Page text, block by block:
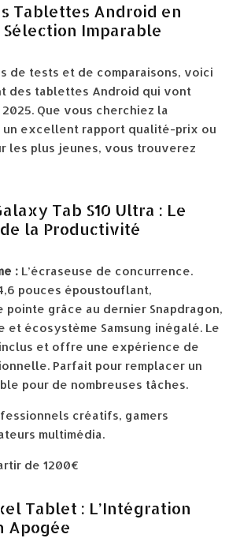
Tablettes Android en
Sélection Imparable
de tests et de comparaisons, voici
des tablettes Android qui vont
2025. Que vous cherchiez la
un excellent rapport qualité-prix ou
les plus jeunes, vous trouverez
Tab S10 Ultra : Le
la Productivité
: L’écraseuse de concurrence.
pouces époustouflant,
pointe grâce au dernier Snapdragon,
et écosystème Samsung inégalé. Le
et offre une expérience de
Parfait pour remplacer un
pour de nombreuses tâches.
créatifs, gamers
multimédia.
de 1200€
Tablet : L’Intégration
Apogée